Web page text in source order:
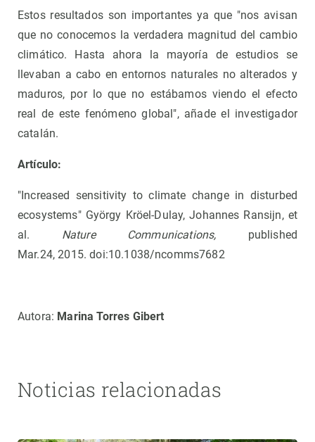
Estos resultados son importantes ya que "nos avisan
que no conocemos la verdadera magnitud del cambio
climático. Hasta ahora la mayoría de estudios se
llevaban a cabo en entornos naturales no alterados y
maduros, por lo que no estábamos viendo el efecto
real de este fenómeno global", añade el investigador
catalán.
Artículo:
"Increased sensitivity to climate change in disturbed
ecosystems" György Kröel-Dulay, Johannes Ransijn, et
al. Nature Communications, published
Mar.24, 2015. doi:10.1038/ncomms7682
Autora: Marina Torres Gibert
Noticias relacionadas